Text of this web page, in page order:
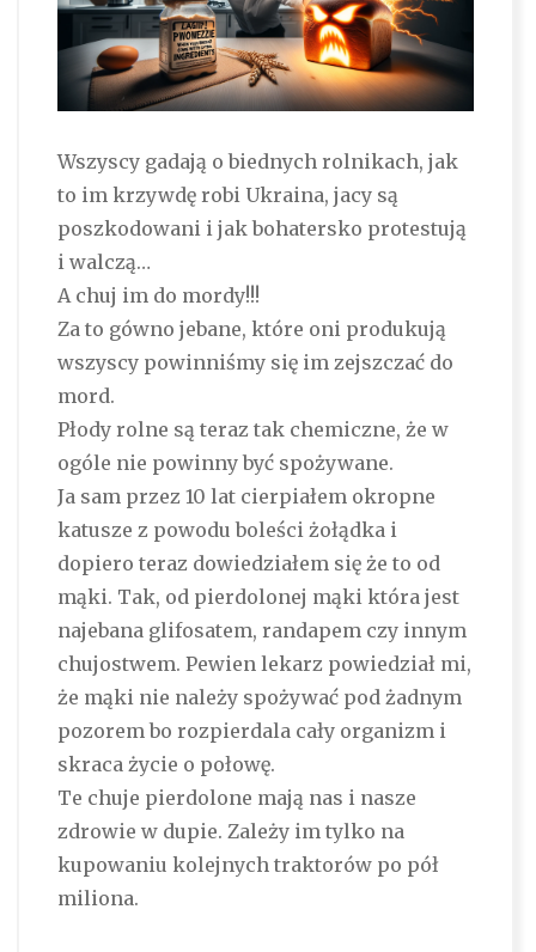
Wszyscy gadają o biednych rolnikach, jak
to im krzywdę robi Ukraina, jacy są
poszkodowani i jak bohatersko protestują
i walczą…
A chuj im do mordy!!!
Za to gówno jebane, które oni produkują
wszyscy powinniśmy się im zejszczać do
mord.
Płody rolne są teraz tak chemiczne, że w
ogóle nie powinny być spożywane.
Ja sam przez 10 lat cierpiałem okropne
katusze z powodu boleści żołądka i
dopiero teraz dowiedziałem się że to od
mąki. Tak, od pierdolonej mąki która jest
najebana glifosatem, randapem czy innym
chujostwem. Pewien lekarz powiedział mi,
że mąki nie należy spożywać pod żadnym
pozorem bo rozpierdala cały organizm i
skraca życie o połowę.
Te chuje pierdolone mają nas i nasze
zdrowie w dupie. Zależy im tylko na
kupowaniu kolejnych traktorów po pół
miliona.